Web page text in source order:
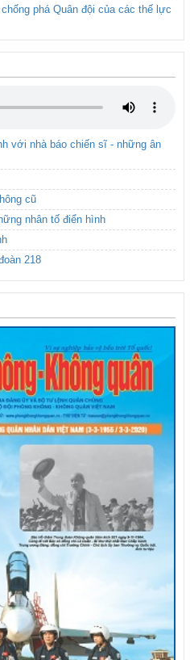
phá Quân đội của các thế lực
với nhà báo chiến sĩ - những ân
cũ
nhân tố điển hình
218